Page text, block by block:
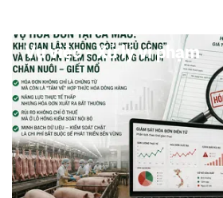
Vụ việc - Xử lý vi phạm